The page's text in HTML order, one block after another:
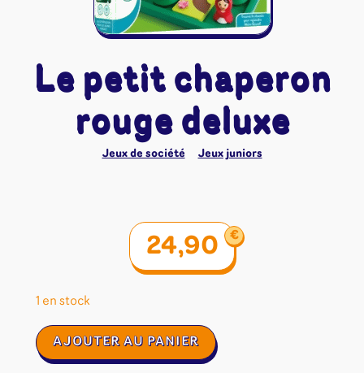
Naruto Mythos
Tapis de jeu
Le petit chaperon
rouge deluxe
Jeux de société Jeux juniors
24,90 €
1 en stock
quantité
de
AJOUTER AU PANIER